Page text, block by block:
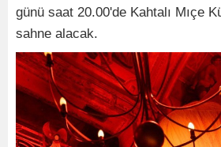
günü saat 20.00'de Kahtalı Mıçe
sahne alacak.